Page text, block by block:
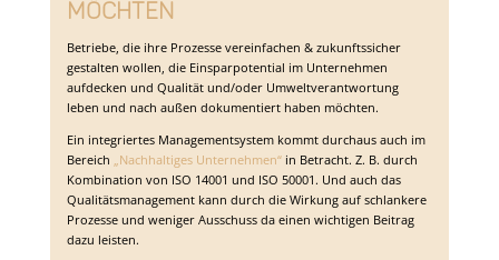
möchten
Betriebe, die ihre Prozesse vereinfachen & zukunftssicher
gestalten wollen, die Einsparpotential im Unternehmen
aufdecken und Qualität und/oder Umweltverantwortung
leben und nach außen dokumentiert haben möchten.
Ein integriertes Managementsystem kommt durchaus auch im
Bereich
„Nachhaltiges Unternehmen“in Betracht. Z. B. durch
Kombination von ISO 14001 und ISO 50001. Und auch das
Qualitätsmanagement kann durch die Wirkung auf schlankere
Prozesse und weniger Ausschuss da einen wichtigen Beitrag
dazu leisten.